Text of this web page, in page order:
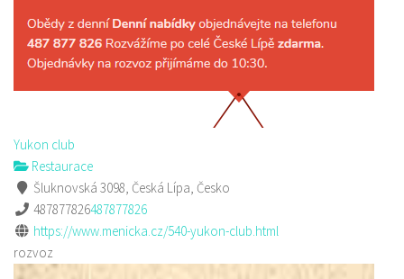
Yukon club
Restaurace
Šluknovská 3098, Česká Lípa, Česko
487877826487877826
https://www.menicka.cz/540-yukon-club.html
rozvoz